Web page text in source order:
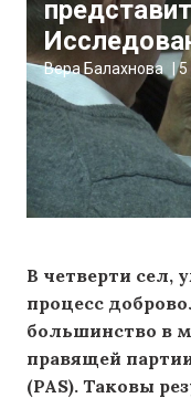
Вера Балахнова 5
В четверти сел,
процесс
большинство в
правящей
(PAS). Таковы